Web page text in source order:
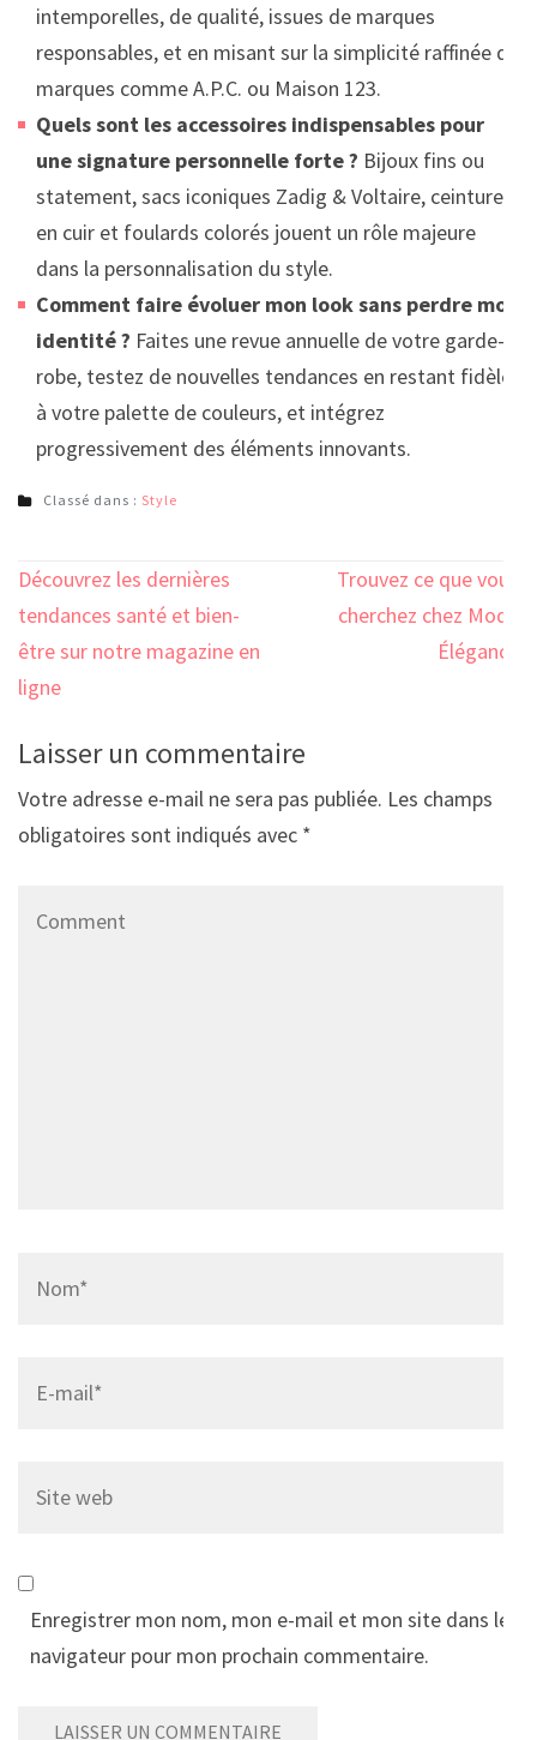
intemporelles, de qualité, issues de marques
responsables, et en misant sur la simplicité raffinée de
marques comme A.P.C. ou Maison 123.
Quels sont les accessoires indispensables pour
une signature personnelle forte ? Bijoux fins ou
statement, sacs iconiques Zadig & Voltaire, ceintures
en cuir et foulards colorés jouent un rôle majeure
dans la personnalisation du style.
Comment faire évoluer mon look sans perdre mon
identité ? Faites une revue annuelle de votre garde-
robe, testez de nouvelles tendances en restant fidèle
à votre palette de couleurs, et intégrez
progressivement des éléments innovants.
Classé dans : Style
Navigation
de
l’article
Découvrez les dernières
tendances santé et bien-
être sur notre magazine en
ligne
Trouvez ce que vous
cherchez chez Mode
Élégance
Laisser un commentaire
Votre adresse e-mail ne sera pas publiée. Les champs
obligatoires sont indiqués avec *
web
Enregistrer mon nom, mon e-mail et mon site dans le
navigateur pour mon prochain commentaire.